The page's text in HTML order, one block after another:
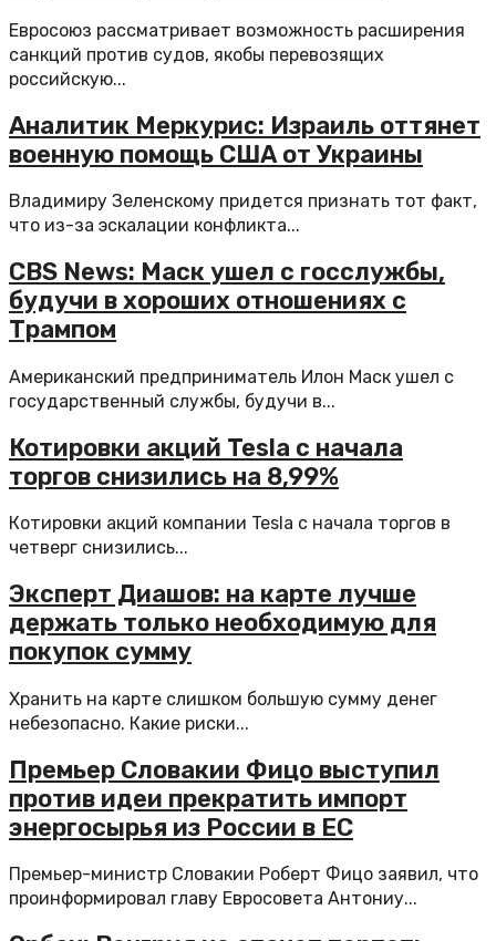
Евросоюз рассматривает возможность расширения
санкций против судов, якобы перевозящих
российскую...
Аналитик Меркурис: Израиль оттянет
военную помощь США от Украины
Владимиру Зеленскому придется признать тот факт,
что из-за эскалации конфликта...
CBS News: Маск ушел с госслужбы,
будучи в хороших отношениях с
Трампом
Американский предприниматель Илон Маск ушел с
государственный службы, будучи в...
Котировки акций Tesla с начала
торгов снизились на 8,99%
Котировки акций компании Tesla с начала торгов в
четверг снизились...
Эксперт Диашов: на карте лучше
держать только необходимую для
покупок сумму
Хранить на карте слишком большую сумму денег
небезопасно. Какие риски...
Премьер Словакии Фицо выступил
против идеи прекратить импорт
энергосырья из России в ЕС
Премьер-министр Словакии Роберт Фицо заявил, что
проинформировал главу Евросовета Антониу...